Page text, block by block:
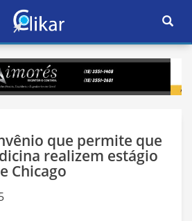
Ativar
que permite que
realizem estágio
Chicago